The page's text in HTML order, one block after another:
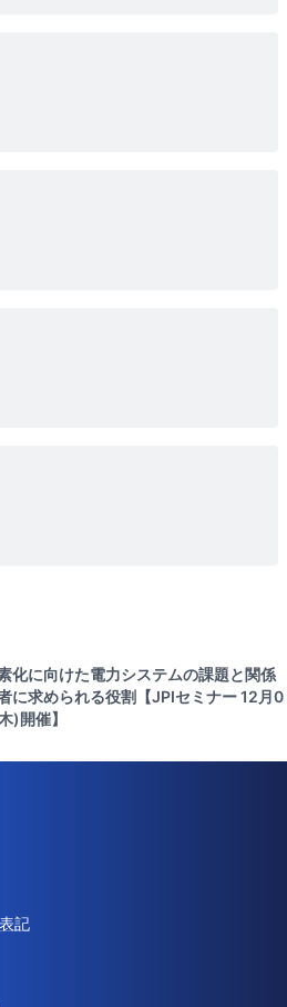
化に向けた電力システムの課題と関係
に求められる役割【JPIセミナー 12月0
)開催】
記